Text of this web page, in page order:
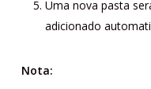
Uma nova pasta
adicionado
Nota: